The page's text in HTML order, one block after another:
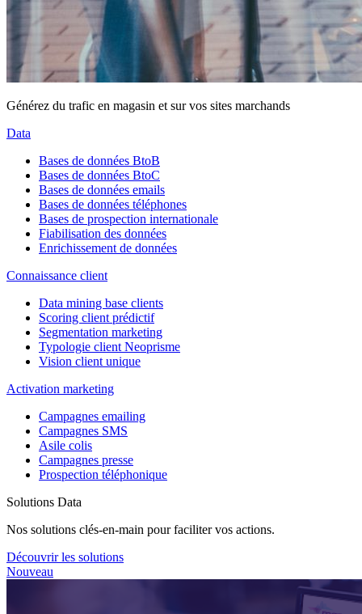
Générez du trafic en magasin et sur vos sites marchands
Data
Bases de données BtoB
Bases de données BtoC
Bases de données emails
Bases de données téléphones
Bases de prospection internationale
Fiabilisation des données
Enrichissement de données
Connaissance client
Data mining base clients
Scoring client prédictif
Segmentation marketing
Typologie client Neoprisme
Vision client unique
Activation marketing
Campagnes emailing
Campagnes SMS
Asile colis
Campagnes presse
Prospection téléphonique
Solutions Data
Nos solutions clés-en-main pour faciliter vos actions.
Découvrir les solutions
Nouveau